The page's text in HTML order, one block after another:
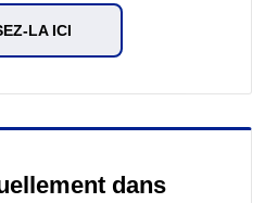
LA ICI
dans